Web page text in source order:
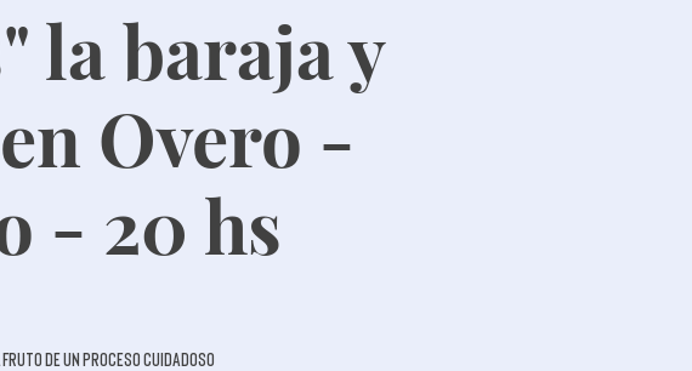
la baraja y
Overo -
- 20 hs
fruto de un proceso cuidadoso